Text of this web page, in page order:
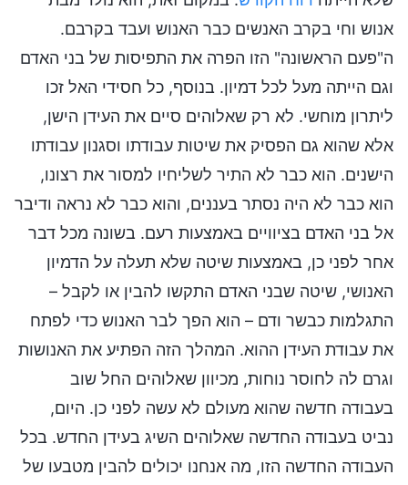
אנוש וחי בקרב האנשים כבר האנוש ועבד בקרבם.
ה"פעם הראשונה" הזו הפרה את התפיסות של בני האדם
וגם הייתה מעל לכל דמיון. בנוסף, כל חסידי האל זכו
ליתרון מוחשי. לא רק שאלוהים סיים את העידן הישן,
אלא שהוא גם הפסיק את שיטות עבודתו וסגנון עבודתו
הישנים. הוא כבר לא התיר לשליחיו למסור את רצונו,
הוא כבר לא היה נסתר בעננים, והוא כבר לא נראה ודיבר
אל בני האדם בציוויים באמצעות רעם. בשונה מכל דבר
אחר לפני כן, באמצעות שיטה שלא תעלה על הדמיון
האנושי, שיטה שבני האדם התקשו להבין או לקבל –
התגלמות כבשר ודם – הוא הפך לבר האנוש כדי לפתח
את עבודת העידן ההוא. המהלך הזה הפתיע את האנושות
וגרם לה לחוסר נוחות, מכיוון שאלוהים החל שוב
בעבודה חדשה שהוא מעולם לא עשה לפני כן. היום,
נביט בעבודה החדשה שאלוהים השיג בעידן החדש. בכל
העבודה החדשה הזו, מה אנחנו יכולים להבין מטבעו של